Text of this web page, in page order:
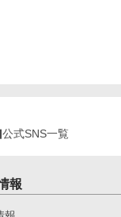
公式SNS一覧
報